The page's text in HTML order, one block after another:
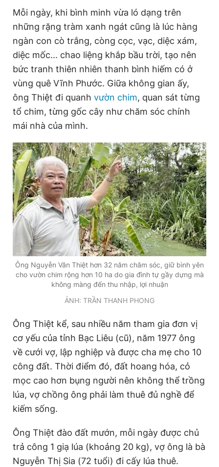
Đọc Thanh Niên trên điện thoại
Hotline
0906 645 777
Liên hệ quảng cáo
0908 780 404
Đặt báo Quảng cáo RSS Tòa soạn Chính sách bảo
Tổng biên tập: Nguyễn Ngọc Toàn
Phó tổng biên tập thường trực: Hải Thành
Phó tổng biên tập: Lâm Hiếu Dũng
Phó tổng biên tập: Trần Việt Hưng
Tổng thư ký tòa soạn: Đức Trung
Giấy phép xuất bản số 110/GP - BTTTT cấp ngày 24.3.2020
© 2003-2026 Bản quyền thuộc về Báo Thanh Niên. Cấm sao
chép dưới mọi hình thức nếu không có sự chấp thuận bằng văn
bản. Phát triển bởi ePi Technologies, JSC.
Mỗi ngày, khi bình minh vừa ló dạng trên
những rặng tràm xanh ngát cũng là lúc hàng
ngàn con cò trắng, còng cọc, vạc, diệc xám,
diệc mốc... chao liệng khắp bầu trời, tạo nên
bức tranh thiên nhiên thanh bình hiếm có ở
vùng quê Vĩnh Phước. Giữa không gian ấy,
ông Thiệt đi quanh vườn chim, quan sát từng
tổ chim, từng gốc cây như chăm sóc chính
mái nhà của mình.
Ông Nguyễn Văn Thiệt hơn 32 năm chăm sóc, giữ bình yên
cho vườn chim rộng hơn 10 ha do gia đình tự gầy dựng mà
không màng đến thu nhập, lợi nhuận
ẢNH: TRẦN THANH PHONG
Ông Thiệt kể, sau nhiều năm tham gia đơn vị
cơ yếu của tỉnh Bạc Liêu (cũ), năm 1977 ông
về cưới vợ, lập nghiệp và được cha mẹ cho 10
công đất. Thời điểm đó, đất hoang hóa, cỏ
mọc cao hơn bụng người nên không thể trồng
lúa, vợ chồng ông phải làm thuê đủ nghề để
kiếm sống.
Ông Thiệt đào đất mướn, mỗi ngày được chủ
trả công 1 giạ lúa (khoảng 20 kg), vợ ông là bà
Nguyễn Thị Sia (72 tuổi) đi cấy lúa thuê.